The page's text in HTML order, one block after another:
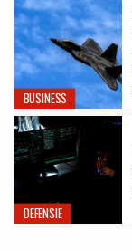
BUSINESS
DEFENSIE